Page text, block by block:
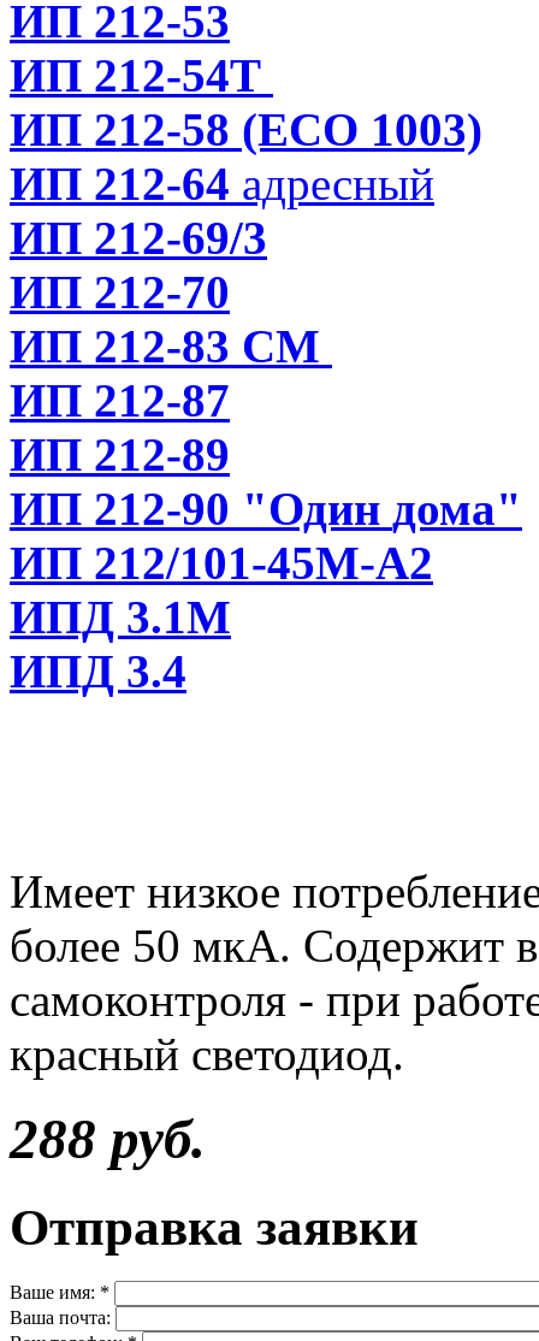
ИП 212-53
ИП 212-54Т
ИП 212-58 (ЕСО 1003)
ИП 212-64 адресный
ИП 212-69/3
ИП 212-70
ИП 212-83 СМ
ИП 212-87
ИП 212-89
ИП 212-90 "Один дома"
ИП 212/101-45М-А2
ИПД 3.1М
ИПД 3.4
Имеет низкое
более 50 мкА. Содержит
самоконтроля - при
красный светодиод.
288 руб.
Отправка заявки
Ваше имя: *
Ваша почта: